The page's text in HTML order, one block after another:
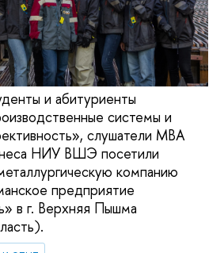
и абитуриенты
системы и
слушатели МВА
НИУ ВШЭ посетили
компанию
предприятие
в г. Верхняя Пышма